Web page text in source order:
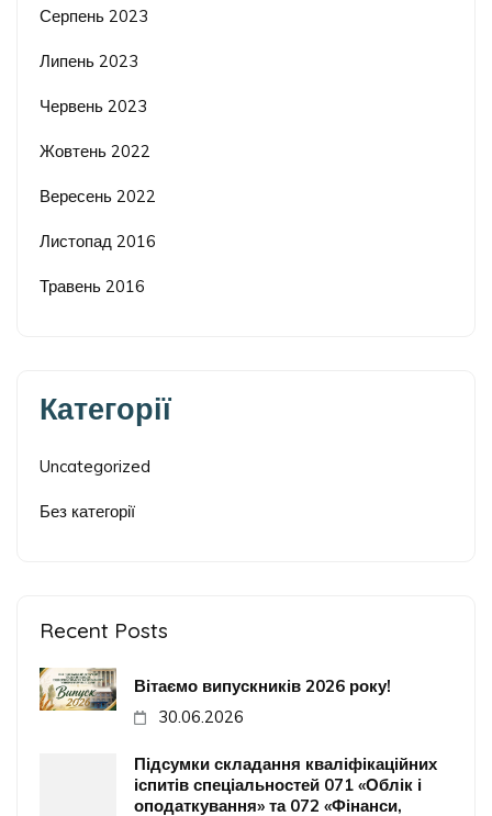
Серпень 2023
Липень 2023
Червень 2023
Жовтень 2022
Вересень 2022
Листопад 2016
Травень 2016
Категорії
Uncategorized
Без категорії
Recent Posts
Вітаємо випускників 2026 року!
30.06.2026
Підсумки складання кваліфікаційних
іспитів спеціальностей 071 «Облік і
оподаткування» та 072 «Фінанси,